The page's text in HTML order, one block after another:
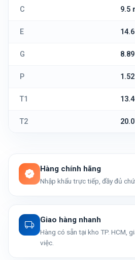
C 9.5
E
G
P
T1
T2
Hàng chính hãng
Nhập khẩu trực tiếp, đầy đủ
Giao hàng nhanh
Hàng có sẵn tại kho TP. HCM,
việc.